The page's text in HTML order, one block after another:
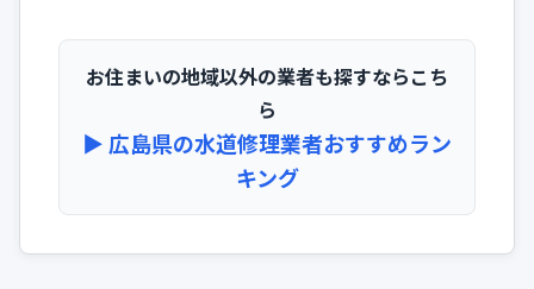
お住まいの地域以外の業者も探すならこち
ら
▶︎ 広島県の水道修理業者おすすめラン
キング